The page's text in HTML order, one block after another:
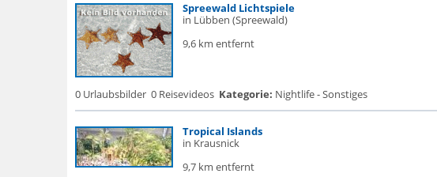
Spreewald Lichtspiele
in Lübben (Spreewald)
9,6 km entfernt
0 Urlaubsbilder 0 Reisevideos Kategorie: Nightlife - Sonstiges
Tropical Islands
in Krausnick
9,7 km entfernt